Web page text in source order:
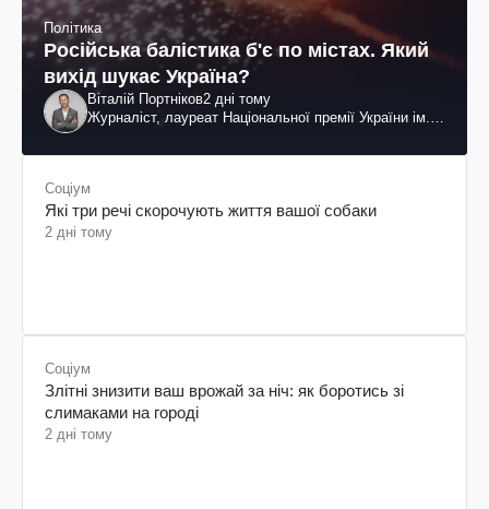
Політика
Російська балістика б'є по містах. Який
вихід шукає Україна?
Віталій Портніков2 дні тому
Журналіст, лауреат Національної премії України ім.
Соціум
Які три речі скорочують життя вашої собаки
2 дні тому
Соціум
Злітні знизити ваш врожай за ніч: як боротись зі
слимаками на городі
2 дні тому